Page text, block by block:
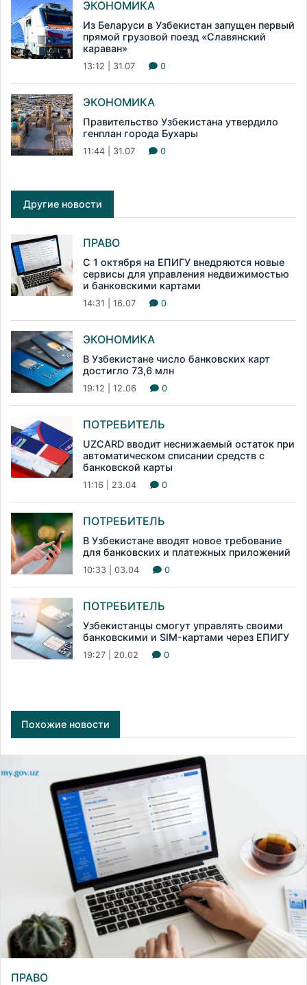
ЭКОНОМИКА
Из Беларуси в Узбекистан запущен первый
прямой грузовой поезд «Славянский
караван»
13:12 | 31.07 0
ЭКОНОМИКА
Правительство Узбекистана утвердило
генплан города Бухары
11:44 | 31.07 0
Другие новости
ПРАВО
С 1 октября на ЕПИГУ внедряются новые
сервисы для управления недвижимостью
и банковскими картами
14:31 | 16.07 0
ЭКОНОМИКА
В Узбекистане число банковских карт
достигло 73,6 млн
19:12 | 12.06 0
ПОТРЕБИТЕЛЬ
UZCARD вводит неснижаемый остаток при
автоматическом списании средств с
банковской карты
11:16 | 23.04 0
ПОТРЕБИТЕЛЬ
В Узбекистане вводят новое требование
для банковских и платежных приложений
10:33 | 03.04 0
ПОТРЕБИТЕЛЬ
Узбекистанцы смогут управлять своими
банковскими и SIM-картами через ЕПИГУ
19:27 | 20.02 0
Похожие новости
ПРАВО